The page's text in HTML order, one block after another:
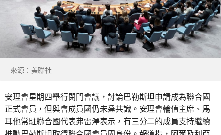
來源：美聯社
安理會星期四舉行閉門會議，討論巴勒斯坦申請成為聯合國
正式會員，但與會成員國仍未達共識。安理會輪值主席、馬
耳他常駐聯合國代表弗雷澤表示，有三分二的成員支持繼續